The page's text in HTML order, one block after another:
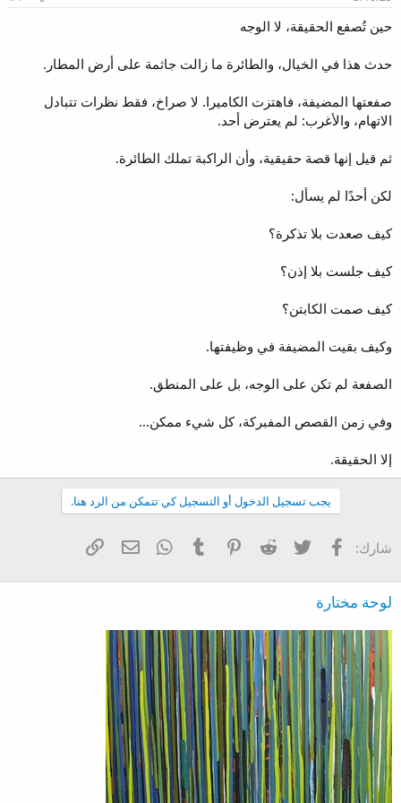
و
و
د
حين تُصفع الحقيقة، لا الوجه
حدث هذا في الخيال، والطائرة ما زالت جاثمة على أرض المطار.
صفعتها المضيفة، فاهتزت الكاميرا. لا صراخ، فقط نظرات تتبادل
الاتهام، والأغرب: لم يعترض أحد.
ثم قيل إنها قصة حقيقية، وأن الراكبة تملك الطائرة.
لكن أحدًا لم يسأل:
كيف صعدت بلا تذكرة؟
كيف جلست بلا إذن؟
كيف صمت الكابتن؟
وكيف بقيت المضيفة في وظيفتها.
الصفعة لم تكن على الوجه، بل على المنطق.
وفي زمن القصص المفبركة، كل شيء ممكن…
إلا الحقيقة.
يجب تسجيل الدخول أو التسجيل كي تتمكن من الرد هنا.
شارك: فيسبوك تويتر Reddit
Pinterest
Tumblr
WhatsAppالبريد الإلكتروني
الرابط
لوحة مختارة